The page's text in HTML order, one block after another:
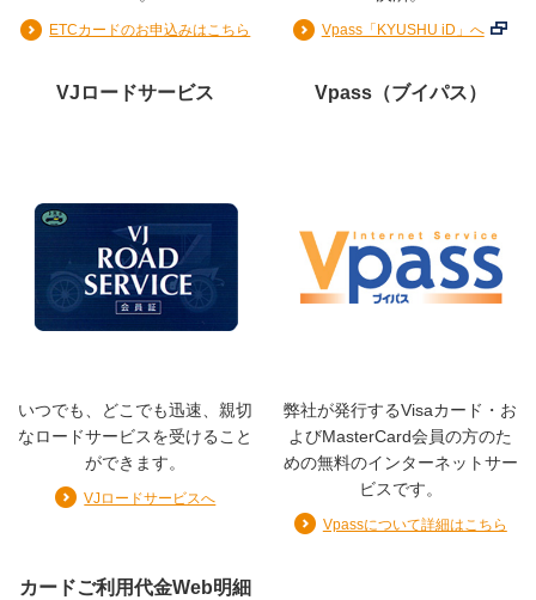
ショッピング
い
※ショッピングのお支払い方法について詳しくは「 ご利用
代金のお支払い」項目を参照
※お支払方法は、各種特典のございます、便利なリボ払い
※リボルビング払い：実質年率15.0％／分割払いの手数料
は「分割払い」項目を参照
※2026年10月16日から、リボ払いの手数料率を改定いた
ETCカードのお申込みはこちら Vpass「KYUSHU iD」へ
VJロードサービス
いつでも、どこでも迅速、親切
なロードサービスを受けること
ができます。
VJロードサービスへ
Vpass（ブイパス）
弊社が発行するVisaカード・お
よびMasterCard会員の方のた
めの無料のインターネットサー
ビスです。
Vpassについて詳細はこちら
カードご利用代金Web明細